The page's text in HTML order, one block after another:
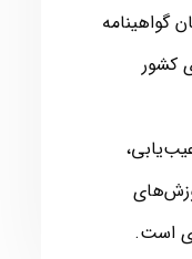
گواهینامه
کشور
است.